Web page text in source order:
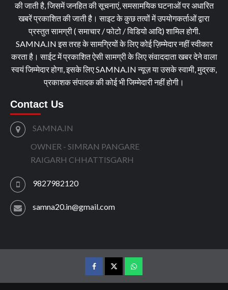
की जाती है, जिसमें जनहित की सूचनाएं, समसामयिक घटनाओं पर अधारित
खबरें प्रकाशित की जाती है। साइट के कुछ तत्वों में उपयोगकर्ताओं द्वारा
प्रस्तुत सामग्री ( समाचार / फोटो / विडियो आदि) शामिल होगी.
SAMNA.IN इस तरह के सामग्रियों के लिए कोई ज़िम्मेदार नहीं स्वीकार
करता है। साईट में प्रकाशित ऐसी सामग्री के लिए संवाददाता खबर देने वाला
स्वयं जिम्मेदार होगा, इसके लिए SAMNA.IN न्यूज़ या उसके स्वामी, मुद्रक,
प्रकाशक संपादक की कोई भी जिम्मेदारी नहीं होगी।
Contact Us
SAMNA.IN
OWNER - SIMRAN PANGARE
RAIGARH CHHATTISGARH
9827982120
samna20.in@gmail.com
facebooktwitterwtsp